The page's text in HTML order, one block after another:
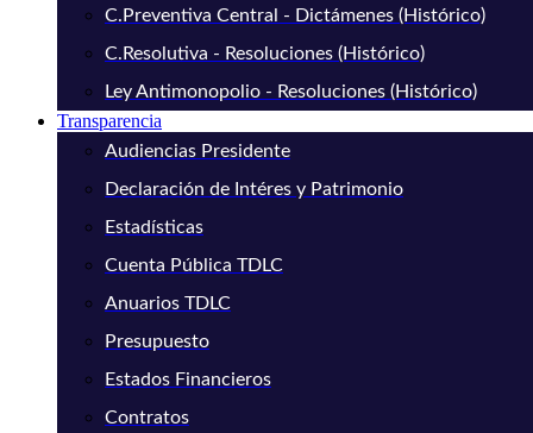
C.Preventiva Central - Dictámenes (Histórico)
C.Resolutiva - Resoluciones (Histórico)
Ley Antimonopolio - Resoluciones (Histórico)
Transparencia
Audiencias Presidente
Declaración de Intéres y Patrimonio
Estadísticas
Cuenta Pública TDLC
Anuarios TDLC
Presupuesto
Estados Financieros
Contratos